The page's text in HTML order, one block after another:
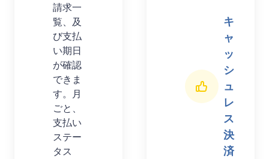
請求一
覧、及
び支払
い期日
が確認
できま
す。月
ごと、
支払い
ステー
タス
キ
ャ
ッ
シ
ュ
レ
ス
決
済